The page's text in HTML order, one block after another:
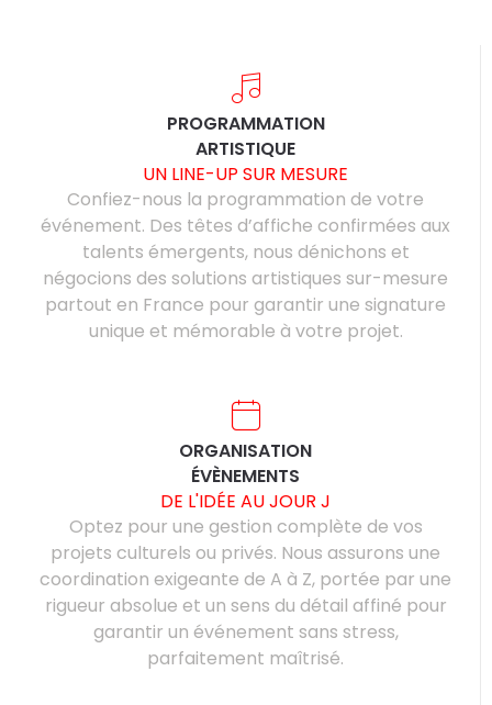
PROGRAMMATION
ARTISTIQUE
UN LINE-UP SUR MESURE
Confiez-nous la programmation de votre
événement. Des têtes d’affiche confirmées aux
talents émergents, nous dénichons et
négocions des solutions artistiques sur-mesure
partout en France pour garantir une signature
unique et mémorable à votre projet.
ORGANISATION
ÉVÈNEMENTS
DE L'IDÉE AU JOUR J
Optez pour une gestion complète de vos
projets culturels ou privés. Nous assurons une
coordination exigeante de A à Z, portée par une
rigueur absolue et un sens du détail affiné pour
garantir un événement sans stress,
parfaitement maîtrisé.